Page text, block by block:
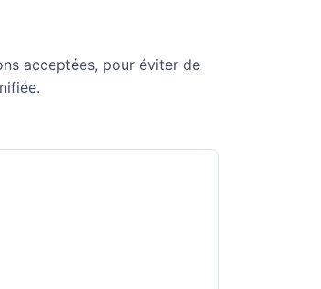
acceptées, pour éviter de